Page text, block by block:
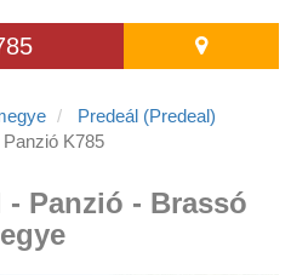
Predeál (Predeal)
Panzió K785
- Panzió - Brassó